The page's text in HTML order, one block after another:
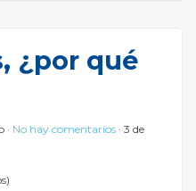
¿por qué
No hay comentarios 3 de